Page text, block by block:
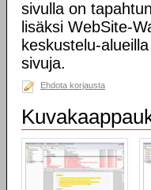
sivulla on
lisäksi WebSite-
keskustelu-
sivuja.
Ehdota korjausta